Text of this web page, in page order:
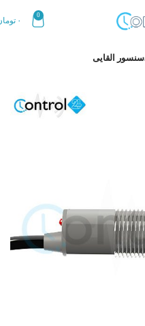
0
۰
سنسور القایی